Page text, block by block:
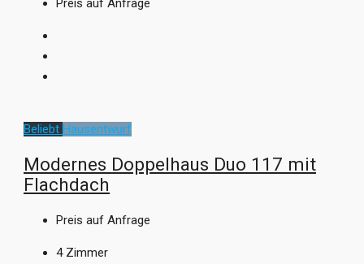
Preis auf Anfrage
Beliebt Hausentwurf
Modernes Doppelhaus Duo 117 mit
Flachdach
Preis auf Anfrage
4 Zimmer